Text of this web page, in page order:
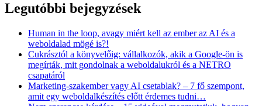
Legutóbbi bejegyzések
Human in the loop, avagy miért kell az ember az AI és a
weboldalad mögé is?!
Cukrásztól a könyvelőig: vállalkozók, akik a Google-ön is
megírták, mit gondolnak a weboldalukról és a NETRO
csapatáról
Marketing-szakember vagy AI csetablak? – 7 fő szempont,
amit egy weboldalkészítés előtt érdemes tudni…